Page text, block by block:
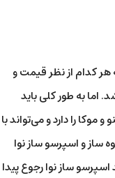
هر کدام از نظر قیمت و
اما به طور کلی باید
را دارد و می‌تواند با
ساز و اسپرسو ساز نوا
ساز نوا رجوع پیدا